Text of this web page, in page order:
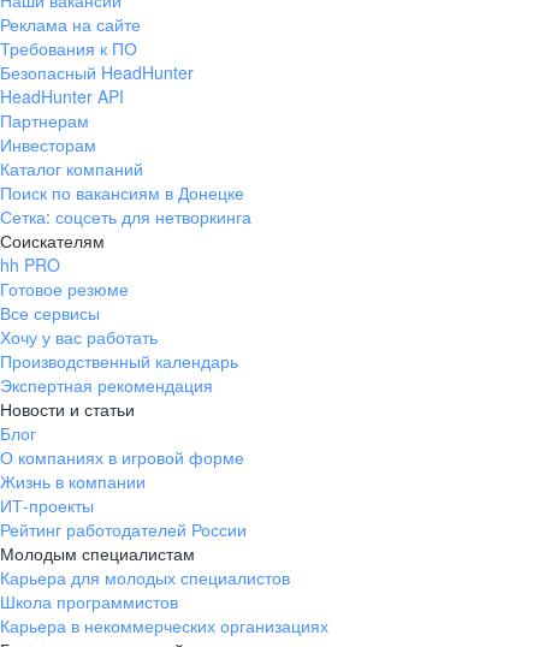
Реклама на сайте
Требования к ПО
Безопасный HeadHunter
HeadHunter API
Партнерам
Инвесторам
Каталог компаний
Поиск по вакансиям в Донецке
Сетка: соцсеть для нетворкинга
Соискателям
hh PRO
Готовое резюме
Все сервисы
Хочу у вас работать
Производственный календарь
Экспертная рекомендация
Новости и статьи
Блог
О компаниях в игровой форме
Жизнь в компании
ИТ-проекты
Рейтинг работодателей России
Молодым специалистам
Карьера для молодых специалистов
Школа программистов
Карьера в некоммерческих организациях